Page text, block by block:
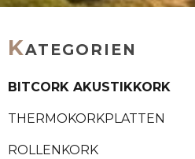
KATEGORIEN
BITCORK AKUSTIKKORK
THERMOKORKPLATTEN
ROLLENKORK